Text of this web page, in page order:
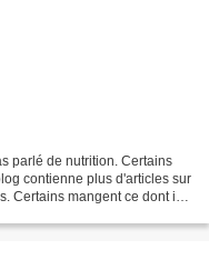
parlé de nutrition. Certains
contienne plus d'articles sur
Certains mangent ce dont ils